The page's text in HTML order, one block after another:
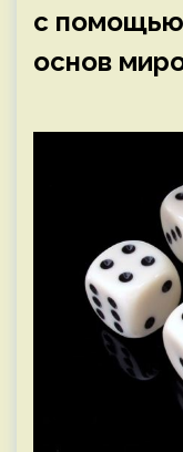
с
основ